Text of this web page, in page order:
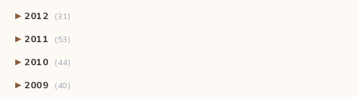
▶ 2012 (31)
▶ 2011 (53)
▶ 2010 (44)
▶ 2009 (40)